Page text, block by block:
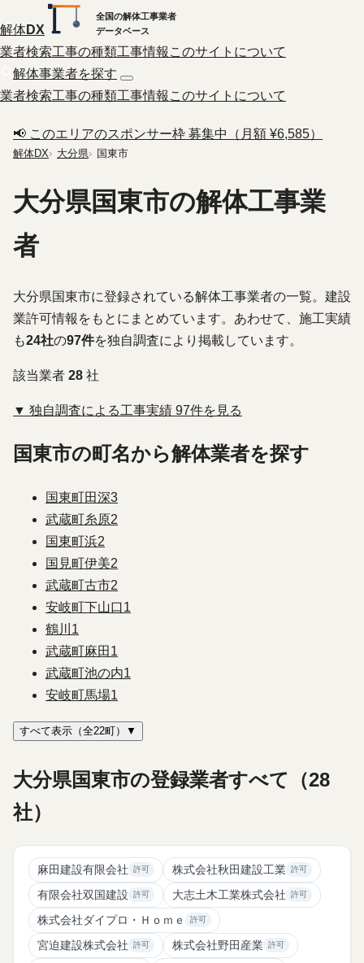
解体DX
全国の解体工事業者
データベース
業者検索工事の種類工事情報 このサイトについて
解体事業者を探す
業者検索工事の種類工事情報 このサイトについて
📢 このエリアのスポンサー枠 募集中（月額 ¥6,585）
解体DX 大分県 国東市
大分県国東市の解体工事業
者
大分県国東市に登録されている解体工事業者の一覧。建設
業許可情報をもとにまとめています。あわせて、施工実績
も24社の97件を独自調査により掲載しています。
該当業者 28 社
▼ 独自調査による工事実績 97件を見る
国東市の町名から解体業者を探す
国東町田深3
武蔵町糸原2
国東町浜2
国見町伊美2
武蔵町古市2
安岐町下山口1
鶴川 1
武蔵町麻田 1
武蔵町池の内1
安岐町馬場1
すべて表示（全22町）▼
大分県国東市の登録業者すべて（28
社）
麻田建設有限会社 許可 株式会社秋田建設工業 許可
有限会社双国建設 許可 大志土木工業株式会社 許可
株式会社ダイプロ・Ｈｏｍｅ 許可
宮迫建設株式会社 許可 株式会社野田産業 許可